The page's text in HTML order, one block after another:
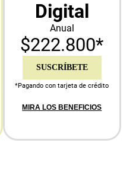
Digital
Anual
$222.800*
SUSCRÍBETE
*Pagando con tarjeta de crédito
MIRA LOS BENEFICIOS